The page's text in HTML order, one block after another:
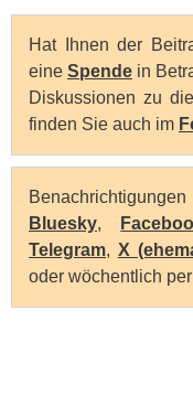
Hat Ihnen der
eine Spende in
Diskussionen zu
finden Sie auch im
Bluesky,
Telegram, X
oder wöchentlich per